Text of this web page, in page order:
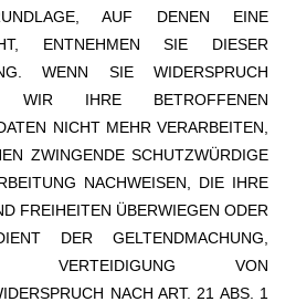
AUF DENEN EINE
ENTNEHMEN SIE DIESER
WENN SIE WIDERSPRUCH
WIR IHRE BETROFFENEN
NICHT MEHR VERARBEITEN,
ZWINGENDE SCHUTZWÜRDIGE
NACHWEISEN, DIE IHRE
FREIHEITEN ÜBERWIEGEN ODER
DER GELTENDMACHUNG,
VERTEIDIGUNG VON
NACH ART. 21 ABS. 1